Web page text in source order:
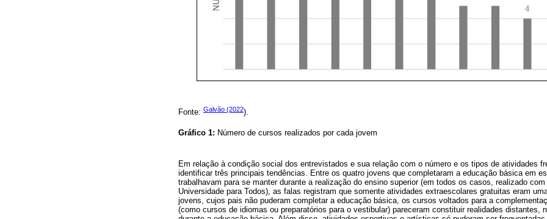
Fonte: Galvão (2022).
Gráfico 1: Número de cursos realizados por cada jovem
Em relação à condição social dos entrevistados e sua relação com o número e os tipos de atividades
identificar três principais tendências. Entre os quatro jovens que completaram a educação básica em
trabalhavam para se manter durante a realização do ensino superior (em todos os casos, realizado
Universidade para Todos), as falas registram que somente atividades extraescolares gratuitas eram
jovens, cujos pais não puderam completar a educação básica, os cursos voltados para a
(como cursos de idiomas ou preparatórios para o vestibular) pareceram constituir realidades distantes,